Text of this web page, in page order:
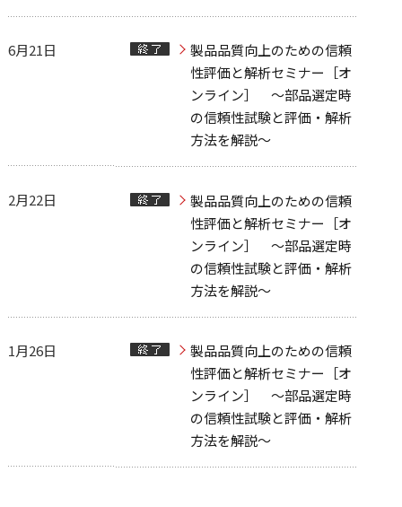
6月21日
製品品質向上のための信頼
性評価と解析セミナー［オ
ンライン］ ～部品選定時
の信頼性試験と評価・解析
方法を解説～
2月22日
製品品質向上のための信頼
性評価と解析セミナー［オ
ンライン］ ～部品選定時
の信頼性試験と評価・解析
方法を解説～
1月26日
製品品質向上のための信頼
性評価と解析セミナー［オ
ンライン］ ～部品選定時
の信頼性試験と評価・解析
方法を解説～